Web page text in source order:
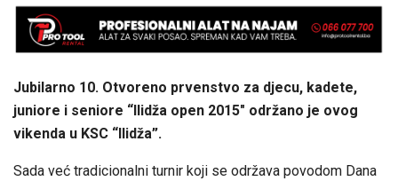
Jubilarno 10. Otvoreno prvenstvo za djecu, kadete,
juniore i seniore “Ilidža open 2015″ održano je ovog
vikenda u KSC “Ilidža”.
Sada već tradicionalni turnir koji se održava povodom Dana